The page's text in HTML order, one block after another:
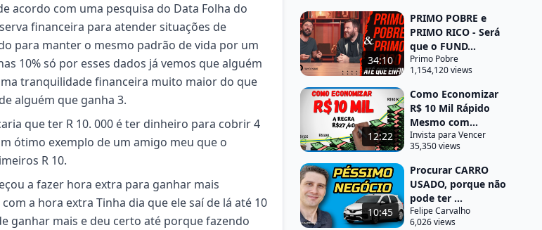
acordo com uma pesquisa do Data Folha do
financeira para atender situações de
para manter o mesmo padrão de vida por um
10% só por esses dados já vemos que alguém
tranquilidade financeira muito maior do que
alguém que ganha 3.
que ter R 10. 000 é ter dinheiro para cobrir 4
ótimo exemplo de um amigo meu que o
R 10.
a fazer hora extra para ganhar mais
a hora extra Tinha dia que ele saí de lá até 10
ganhar mais e deu certo até porque fazendo
34:10
PRIMO POBRE e
PRIMO RICO - Será
que o FUND...
Primo Pobre
1,154,120 views
12:22
Como Economizar
R$ 10 Mil Rápido
Mesmo com...
Invista para Vencer
35,350 views
10:45
Procurar CARRO
USADO, porque não
pode ter ...
Felipe Carvalho
6,026 views